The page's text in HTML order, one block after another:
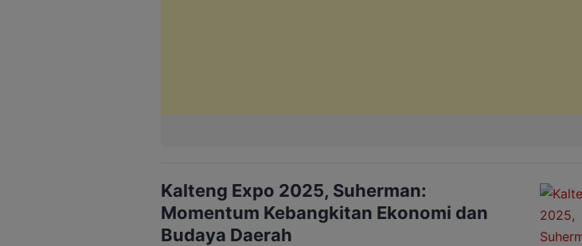
Kalteng Expo 2025, Suherman:
Momentum Kebangkitan Ekonomi dan
Budaya Daerah